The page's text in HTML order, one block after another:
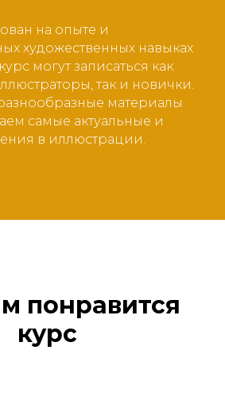
на опыте и
художественных навыках
могут записаться как
так и новички.
материалы
самые актуальные и
в иллюстрации.
понравится
курс